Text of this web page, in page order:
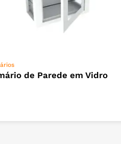
de Parede em Vidro